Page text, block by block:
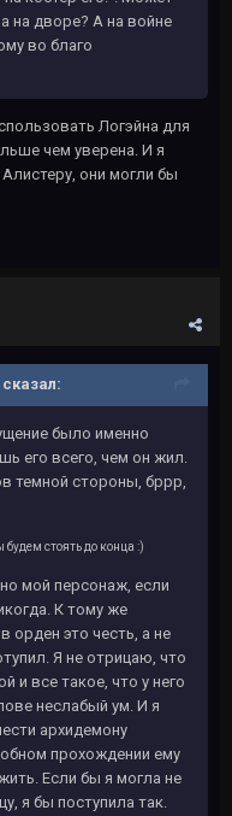
на дворе? А на войне
во благо
Логэйна для
чем уверена. И я
они могли бы
было именно
его всего, чем он жил.
темной стороны, бррр,
стоять до конца :)
мой персонаж, если
К тому же
орден это честь, а не
Я не отрицаю, что
и все такое, что у него
неслабый ум. И я
архидемону
прохождении ему
Если бы я могла не
я бы поступила так.